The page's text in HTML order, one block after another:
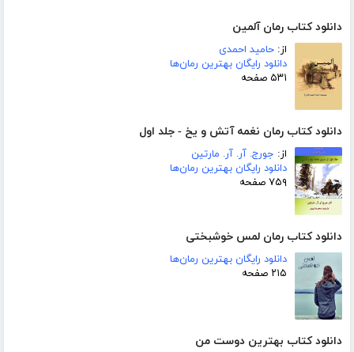
دانلود کتاب رمان آلمین
از: حامید احمدی
دانلود رایگان بهترین رمان‌ها
۵۳۱ صفحه
دانلود کتاب رمان نغمه آتش و یخ - جلد اول
از: جورج. آر. آر. مارتین
دانلود رایگان بهترین رمان‌ها
۷۵۹ صفحه
دانلود کتاب رمان لمس خوشبختی
دانلود رایگان بهترین رمان‌ها
۲۱۵ صفحه
دانلود کتاب بهترین دوست من